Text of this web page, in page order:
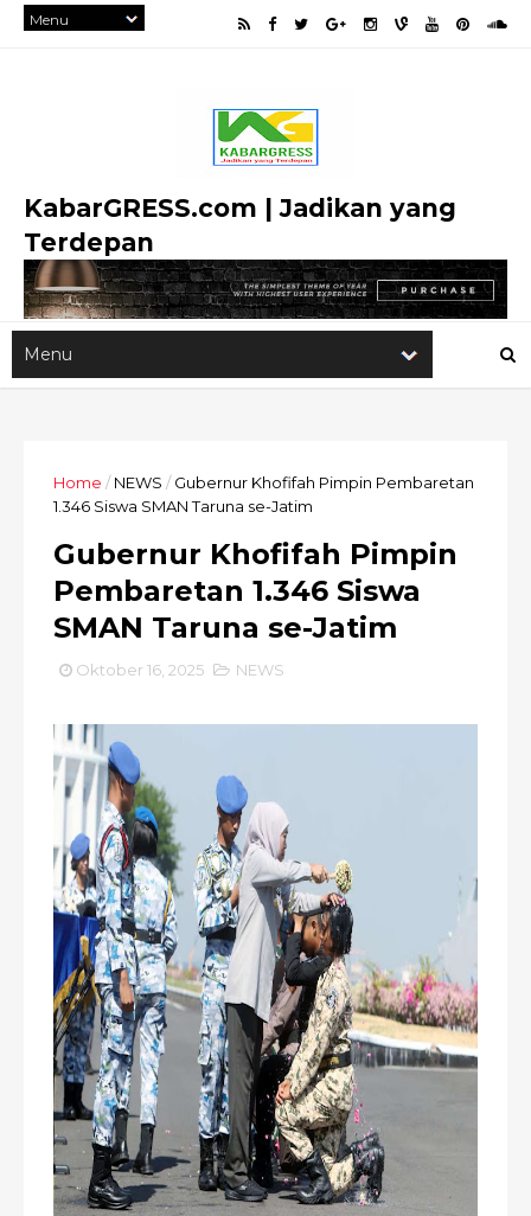
KabarGRESS.com | Jadikan yang
Terdepan
Home / NEWS / Gubernur Khofifah Pimpin Pembaretan
1.346 Siswa SMAN Taruna se-Jatim
Gubernur Khofifah Pimpin
Pembaretan 1.346 Siswa
SMAN Taruna se-Jatim
Oktober 16, 2025 NEWS